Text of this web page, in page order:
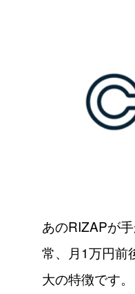
あのRIZAPが
常、月1万円前
大の特徴です